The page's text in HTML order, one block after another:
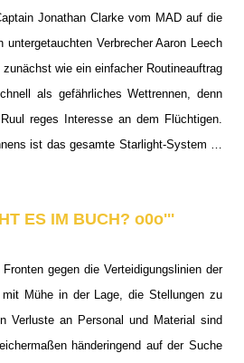
Jonathan Clarke vom MAD auf die
untergetauchten Verbrecher Aaron Leech
wie ein einfacher Routineauftrag
als gefährliches Wettrennen, denn
reges Interesse an dem Flüchtigen.
ist das gesamte Starlight-System …
ES IM BUCH? o0o'''
gegen die Verteidigungslinien der
Mühe in der Lage, die Stellungen zu
Verluste an Personal und Material sind
händeringend auf der Suche